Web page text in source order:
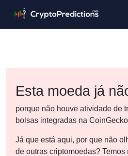
Esta moeda já
porque não houve atividade de
bolsas integradas na
Já que está aqui, por que não
de outras criptomoedas?